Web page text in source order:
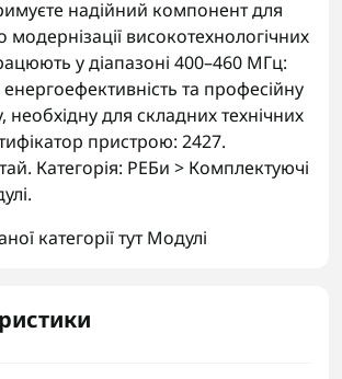
надійний компонент для
високотехнологічних
у діапазоні 400–460 МГц:
енергоефективність та професійну
необхідну для складних технічних
пристрою: 2427.
Категорія: РЕБи > Комплектуючі
категорії тутМодулі